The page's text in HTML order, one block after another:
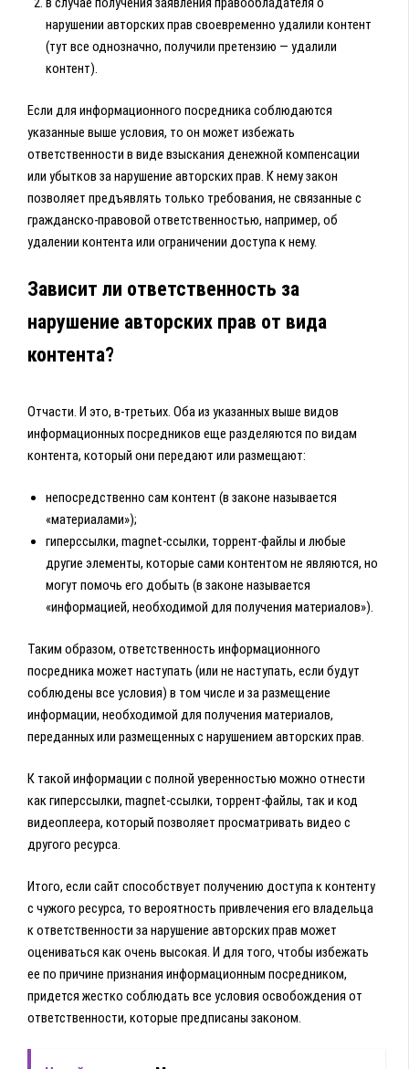
нарушении авторских прав своевременно удалили контент
(тут все однозначно, получили претензию — удалили
контент).
Если для информационного посредника соблюдаются
указанные выше условия, то он может избежать
ответственности в виде взыскания денежной компенсации
или убытков за нарушение авторских прав. К нему закон
позволяет предъявлять только требования, не связанные с
гражданско-правовой ответственностью, например, об
удалении контента или ограничении доступа к нему.
Зависит ли ответственность за
нарушение авторских прав от вида
контента?
Отчасти. И это, в-третьих. Оба из указанных выше видов
информационных посредников еще разделяются по видам
контента, который они передают или размещают:
непосредственно сам контент (в законе называется
«материалами»);
гиперссылки, magnet-ссылки, торрент-файлы и любые
другие элементы, которые сами контентом не являются, но
могут помочь его добыть (в законе называется
«информацией, необходимой для получения материалов»).
Таким образом, ответственность информационного
посредника может наступать (или не наступать, если будут
соблюдены все условия) в том числе и за размещение
информации, необходимой для получения материалов,
переданных или размещенных с нарушением авторских прав.
К такой информации с полной уверенностью можно отнести
как гиперссылки, magnet-ссылки, торрент-файлы, так и код
видеоплеера, который позволяет просматривать видео с
другого ресурса.
Итого, если сайт способствует получению доступа к контенту
с чужого ресурса, то вероятность привлечения его владельца
к ответственности за нарушение авторских прав может
оцениваться как очень высокая. И для того, чтобы избежать
ее по причине признания информационным посредником,
придется жестко соблюдать все условия освобождения от
ответственности, которые предписаны законом.